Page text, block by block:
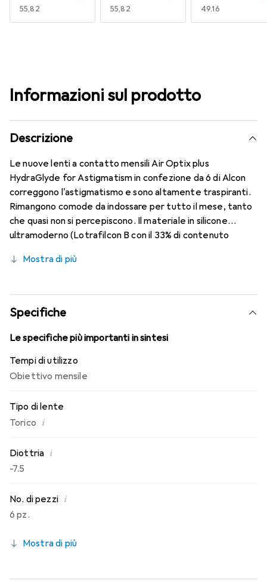
EUR
55,82 EUR
55,82 EUR
49,16
Informazioni sul prodotto
Descrizione
Le nuove lenti a contatto mensili Air Optix plus
HydraGlyde for Astigmatism in confezione da 6 di Alcon
correggono l'astigmatismo e sono altamente traspiranti.
Rimangono comode da indossare per tutto il mese, tanto
che quasi non si percepiscono. Il materiale in silicone
ultramoderno (Lotrafilcon B con il 33% di contenuto
HydraGlyde Moisture Matrix e la conosciuta tecnologia
indossabilità che conosci. Comfort e assenza di fastidi per
tutto il giorno con queste lenti mensili.
Mostra di più
Specifiche
Le specifiche più importanti in sintesi
Tempi di utilizzo
Obiettivo mensile
Tipo di lente
Torico i
Diottria i
-7.5
No. di pezzi i
6 pz.
Mostra di più